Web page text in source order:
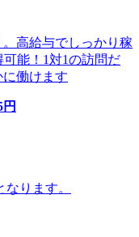
。高給与でしっかり稼
能！1対1の訪問だ
働けます
円
ります。